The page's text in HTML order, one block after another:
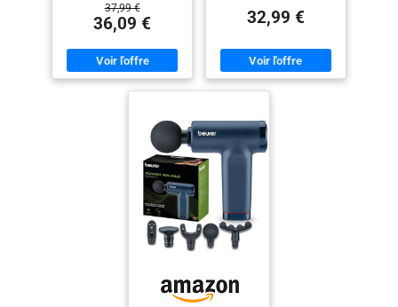
37,99 €
36,09 € 32,99 €